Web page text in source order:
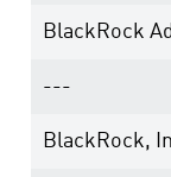
BlackRock
---
BlackRock,